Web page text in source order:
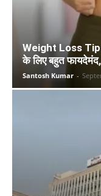
Weight Loss
के लिए बहुत फायदेमंद,
Santosh Kumar -